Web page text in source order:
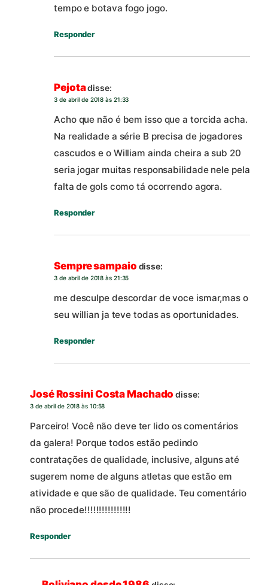
tempo e botava fogo jogo.
Responder
Pejotadisse:
3 de abril de 2018 às 21:33
Acho que não é bem isso que a torcida acha.
Na realidade a série B precisa de jogadores
cascudos e o William ainda cheira a sub 20
seria jogar muitas responsabilidade nele pela
falta de gols como tá ocorrendo agora.
Responder
Sempre sampaio disse:
3 de abril de 2018 às 21:35
me desculpe descordar de voce ismar,mas o
seu willian ja teve todas as oportunidades.
Responder
José Rossini Costa Machado disse:
3 de abril de 2018 às 10:58
Parceiro! Você não deve ter lido os comentários
da galera! Porque todos estão pedindo
contratações de qualidade, inclusive, alguns até
sugerem nome de alguns atletas que estão em
atividade e que são de qualidade. Teu comentário
não procede!!!!!!!!!!!!!!!!
Responder